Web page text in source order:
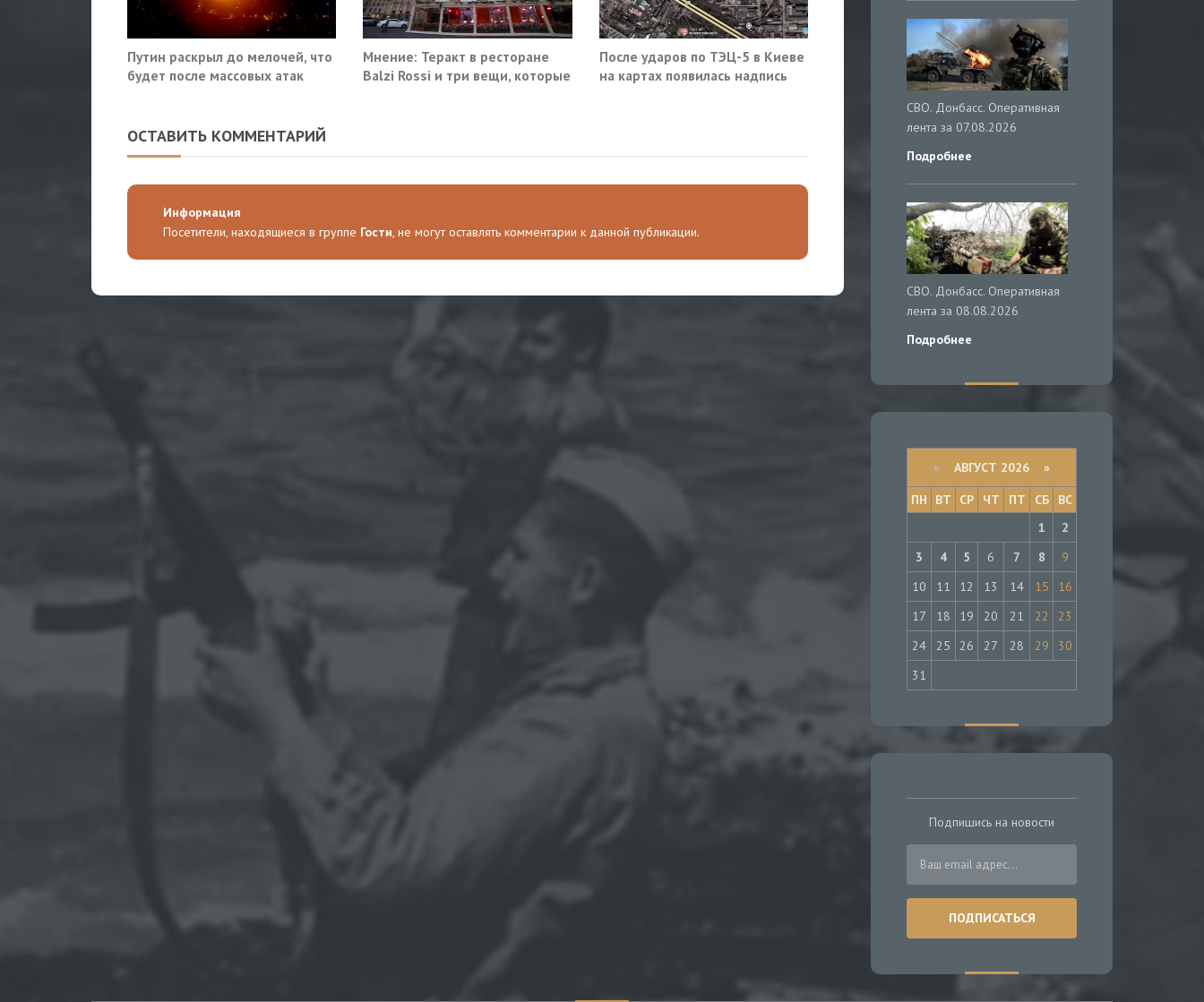
Путин раскрыл до мелочей, что
будет после массовых атак
Мнение: Теракт в ресторане
Balzi Rossi и три вещи, которые
После ударов по ТЭЦ-5 в Киеве
на картах появилась надпись
ОСТАВИТЬ КОММЕНТАРИЙ
Информация
Посетители, находящиеся в группе Гости, не могут оставлять комментарии к данной публикации.
СВО. Донбасс. Оперативная
лента за 07.08.2026
Подробнее
СВО. Донбасс. Оперативная
лента за 08.08.2026
Подробнее
« АВГУСТ 2026 »
ПН
ВТ СР ЧТ ПТ СБ
ВС
1
2
3
4 5 6 7 8
9
10
11 12 13 14 15
16
17
18 19 20 21 22
23
24
25 26 27 28 29
30
31
Подпишись на новости